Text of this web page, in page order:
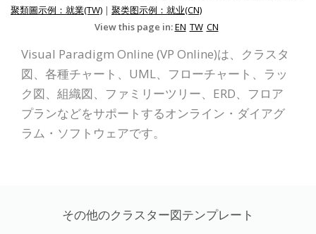
聚類圖示例：就業(TW) | 聚类图示例：就业(CN)
View this page in:EN TW CN
Visual Paradigm Online (VP Online)は、クラスタ
図、各種チャート、UML、フローチャート、ラッ
ク図、組織図、ファミリーツリー、ERD、フロア
プランなどをサポートするオンライン・ダイアグ
ラム・ソフトウェアです。
その他のクラスター図テンプレート